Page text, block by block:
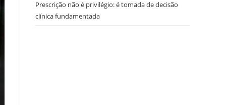
Prescrição não é privilégio: é tomada de decisão
clínica fundamentada